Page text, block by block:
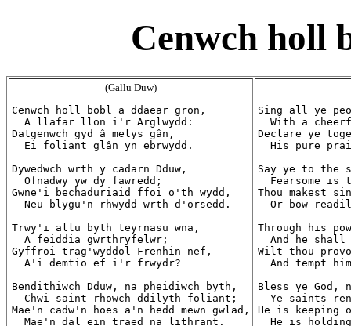
Cenwch holl
(Gallu Duw)
Cenwch holl bobl a ddaear gron,
  A llafar llon i'r Arglwydd:
Datgenwch gyd â melys gân,
  Ei foliant glân yn ebrwydd.
Dywedwch wrth y cadarn Dduw,
  Ofnadwy yw dy fawredd;
Gwne'i bechaduriaid ffoi o'th wydd,
  Neu blygu'n rhwydd wrth d'orsedd.
Trwy'i allu byth teyrnasu wna,
  A feiddia gwrthryfelwr;
Gyffroi trag'wyddol Frenhin nef,
  A'i demtio ef i'r frwydr?
Bendithiwch Dduw, na pheidiwch byth,
  Chwi saint rhowch ddilyth foliant;
Mae'n cadw'n hoes a'n hedd mewn gwlad,
Sing all ye
With a
Declare ye
His pure
Say ye to the
Fearsome is
Thou makest
Or bow
Through his
And he shall
Wilt thou
And tempt
Bless ye God,
Ye saints
He is keeping